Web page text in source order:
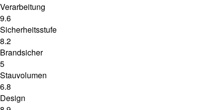
Verarbeitung
9.6
Sicherheitsstufe
8.2
Brandsicher
5
Stauvolumen
6.8
Design